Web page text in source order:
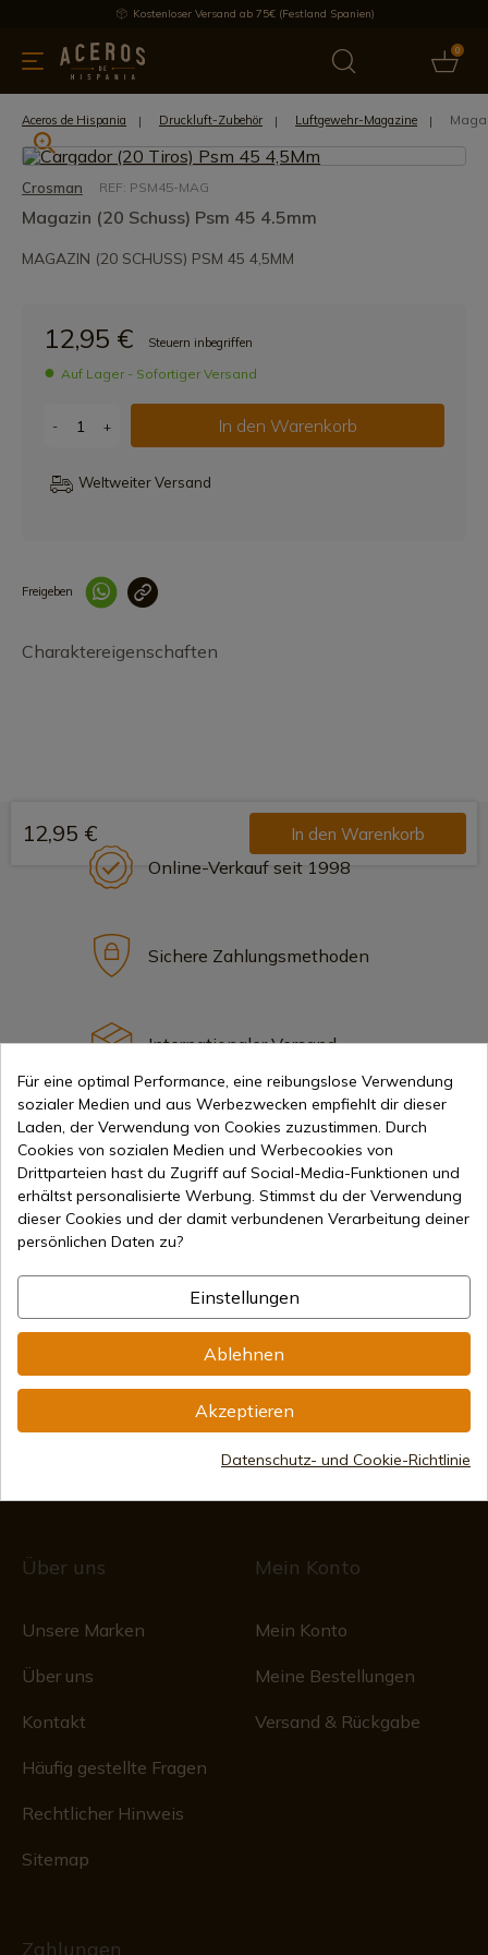
Kostenloser Versand ab 75€ (Festland Spanien)
0
Bietet Aktuelles Bestseller
Aceros de Hispania Druckluft-Zubehör Luftgewehr-Magazine
Crosman REF: PSM45-MAG
Magazin (20 Schuss) Psm 45 4.5mm
MAGAZIN (20 SCHUSS) PSM 45 4,5MM
12,95 € Steuern inbegriffen
Auf Lager - Sofortiger Versand
- + In den Warenkorb
Weltweiter Versand
Freigeben
Charaktereigenschaften
12,95 € In den Warenkorb
Online-Verkauf seit 1998
Sichere Zahlungsmethoden
Internationaler Versand
Information
info@aceros-de-hispania.com
Kundeninformationen
Montag bis Freitag von 09:00 bis 15:00 Uhr
(Außer an Feiertagen)
CIF: ES B44193092 · Eingetragen im Handelsregister
Über uns
Unsere Marken
Über uns
Kontakt
Häufig gestellte Fragen
Rechtlicher Hinweis
Sitemap
Mein Konto
Mein Konto
Meine Bestellungen
Versand & Rückgabe
Zahlungen
Für eine optimal Performance, eine reibungslose Verwendung
sozialer Medien und aus Werbezwecken empfiehlt dir dieser
Laden, der Verwendung von Cookies zuzustimmen. Durch
Cookies von sozialen Medien und Werbecookies von
Drittparteien hast du Zugriff auf Social-Media-Funktionen und
erhältst personalisierte Werbung. Stimmst du der Verwendung
dieser Cookies und der damit verbundenen Verarbeitung deiner
persönlichen Daten zu?
Einstellungen
Ablehnen
Akzeptieren
Datenschutz- und Cookie-Richtlinie